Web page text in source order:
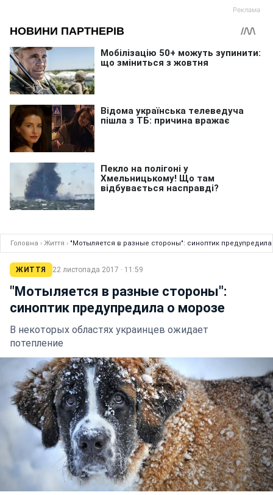
Головна › Життя › "Мотыляется в разные стороны": синоптик
ЖИТТЯ 22 листопада 2017 · 11:59
"Мотыляется в разные стороны":
синоптик предупредила о морозе
В некоторых областях украинцев ожидает
потепление